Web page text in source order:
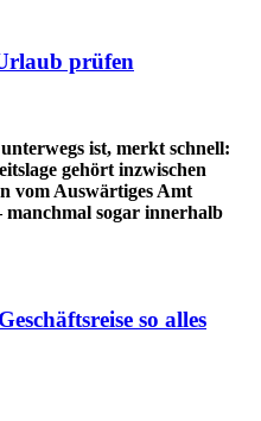
prüfen
ist, merkt schnell:
gehört inzwischen
vom Auswärtiges Amt
sogar innerhalb
so alles